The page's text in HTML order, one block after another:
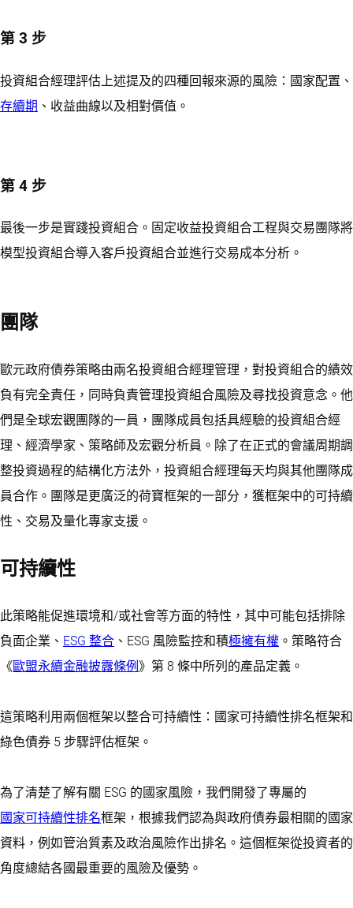
第 3 步
投資組合經理評估上述提及的四種回報來源的風險：國家配置、
存續期 、收益曲線以及相對價值。
第 4 步
最後一步是實踐投資組合。固定收益投資組合工程與交易團隊將
模型投資組合導入客戶投資組合並進行交易成本分析。
團隊
歐元政府債券策略由兩名投資組合經理管理，對投資組合的績效
負有完全責任，同時負責管理投資組合風險及尋找投資意念。他
們是全球宏觀團隊的一員，團隊成員包括具經驗的投資組合經
理、經濟學家、策略師及宏觀分析員。除了在正式的會議周期調
整投資過程的結構化方法外，投資組合經理每天均與其他團隊成
員合作。團隊是更廣泛的荷寶框架的一部分，獲框架中的可持續
性、交易及量化專家支援。
可持續性
此策略能促進環境和/或社會等方面的特性，其中可能包括排除
負面企業、 ESG 整合 、ESG 風險監控和積極擁有權 。策略符合
《歐盟永續金融披露條例 》第 8 條中所列的產品定義。
這策略利用兩個框架以整合可持續性：國家可持續性排名框架和
綠色債券 5 步驟評估框架。
為了清楚了解有關 ESG 的國家風險，我們開發了專屬的
國家可持續性排名框架，根據我們認為與政府債券最相關的國家
資料，例如管治質素及政治風險作出排名。這個框架從投資者的
角度總結各國最重要的風險及優勢。